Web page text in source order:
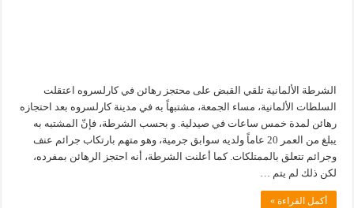
الشرطة الألمانية تلقي القبض على محتجز رهائن في كارلسروه اعتقلت
السلطات الألمانية، مساء الجمعة، مشتبهاً به في مدينة كارلسروه بعد احتجازه
رهائن لمدة خمس ساعات في صيدلية. و بحسب الشرطة، فإنّ المشتبه به
يبلغ من العمر 20 عاماً ولديه سوابق جرمية، وهو متهم بارتكاب جرائم عنف
وجرائم تتعلق بالممتلكات. كما أعلنت الشرطة، أنه احتجز الرهائن بمفرده،
لكن ذلك لم يتم …
أكمل القراءة »